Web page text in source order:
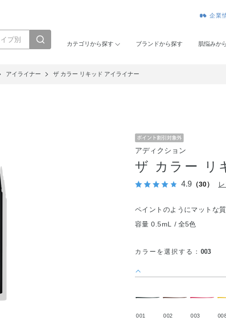
企業
カテゴリから探す ブランドから探す 肌悩みか
アイライナー ザ カラー リキッド アイライナー
アディクション
ザ カラー リ
4.9 （30）
ペイントのようにマットな
容量 0.5mL
全5色
カラーを選択する： 003
001 002 003